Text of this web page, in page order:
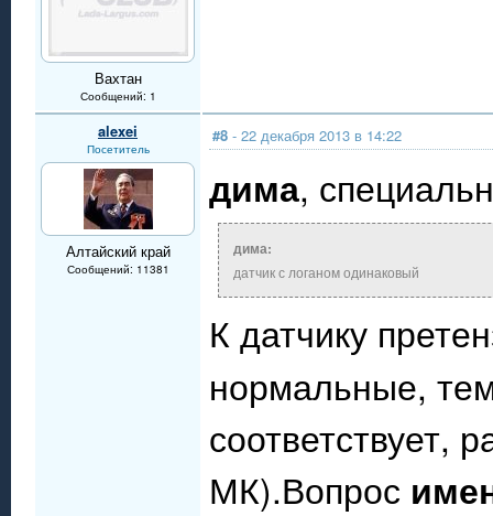
Вахтан
Сообщений: 1
alexei
Посетитель
Алтайский край
Сообщений: 11381
#8 - 22 декабря 2013 в 14:22
дима,
дима:
датчик с логаном одинаковый
К датчику
нормальные,
соответствует,
МК).Вопрос